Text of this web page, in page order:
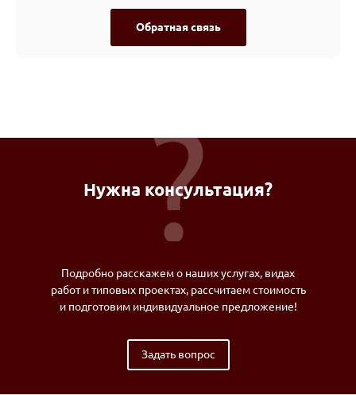
Обратная связь
Нужна консультация?
Подробно расскажем о наших услугах, видах
работ и типовых проектах, рассчитаем стоимость
и подготовим индивидуальное предложение!
Задать вопрос